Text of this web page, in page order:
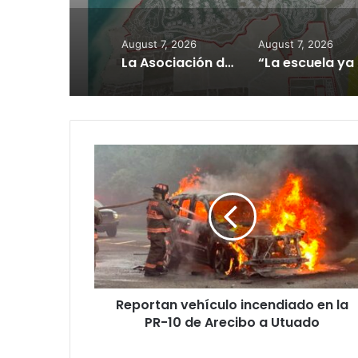
August 7, 2026
La Asociación de Hospitales de Puerto Rico exhorta a los pacientes a continuar sus citas, tratamientos y servicios médicos según programados
August 7, 2026
vehículo
en
la
PR-
10
de
Arecibo
Reportan vehículo incendiado en la
PR-10 de Arecibo a Utuado